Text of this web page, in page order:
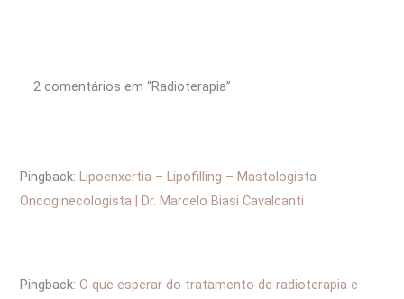
2 comentários em “Radioterapia”
Pingback:Lipoenxertia – Lipofilling – Mastologista
Oncoginecologista | Dr. Marcelo Biasi Cavalcanti
Pingback:O que esperar do tratamento de radioterapia e